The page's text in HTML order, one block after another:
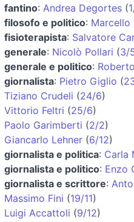
fantino: Andrea Degortes (
filosofo e politico: Marcello
fisioterapista: Salvatore
generale: Nicolò Pollari (3/
generale e politico:
giornalista: Pietro Giglio (
Tiziano Crudeli (24/6)
Vittorio Feltri (25/6)
Paolo Garimberti (2/2)
Giancarlo Lehner (6/12)
giornalista e politica: Carla
giornalista e politico: Enzo
giornalista e scrittore:
Massimo Fini (19/11)
Luigi Accattoli (9/12)